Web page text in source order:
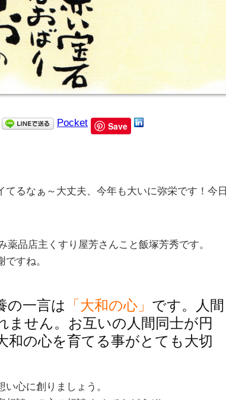
Pocket Save
るなぁ～大丈夫、今年も大いに弥栄です！今日
薬品店主くすり屋芳さんこと飯塚芳秀です。
すね。
の一言は 「大和の心」 です。人間
ません。お互いの人間同士が円
和の心を育てる事がとても大切
心に創りましょう。